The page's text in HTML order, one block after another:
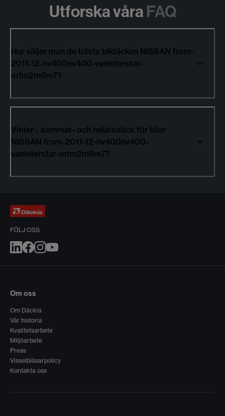
Utforska våra FAQ
Hur väljer man de bästa bildäcken NISSAN from-
2011-12-nv400nv400-vaninterstar-
m1m2m6m7?
Vinter-, sommar- och helårsdäck för bilar
NISSAN from-2011-12-nv400nv400-
vaninterstar-m1m2m6m7?
FÖLJ OSS
Om oss
Om Däckia
Vår historia
Kvalitetsarbete
Miljöarbete
Press
Visselblåsarpolicy
Kontakta oss